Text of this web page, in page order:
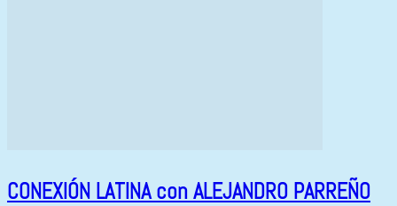
CONEXIÓN LATINA con ALEJANDRO PARREÑO